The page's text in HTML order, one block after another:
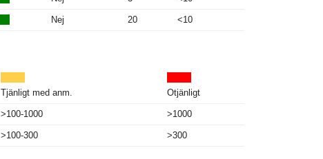
Nej 20 <10
Tjänligt med anm. Otjänligt
>100-1000 >1000
>100-300 >300